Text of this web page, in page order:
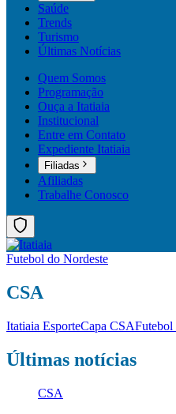
Saúde
Trends
Turismo
Últimas Notícias
Quem Somos
Programação
Ouça a Itatiaia
Institucional
Entre em Contato
Expediente Itatiaia
Filiadas
Afiliadas
Trabalhe Conosco
Futebol do Nordeste
CSA
Itatiaia EsporteCapa CSAFutebol
Últimas notícias
CSA